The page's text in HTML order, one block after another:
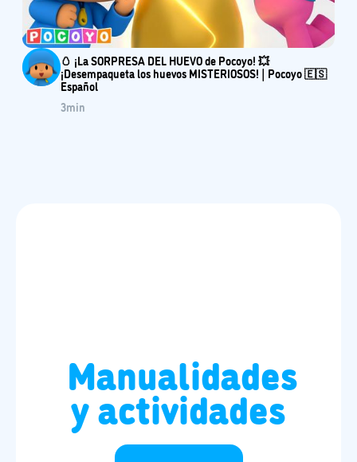
🥚 ¡La SORPRESA DEL HUEVO de Pocoyo! 💥
¡Desempaqueta los huevos MISTERIOSOS! | Pocoyo 🇪🇸
Español
3min
Manualidades
y actividades